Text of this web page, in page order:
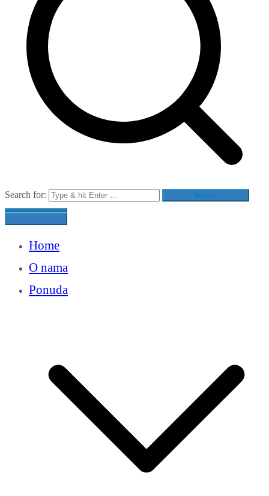
Search for:
Home
O nama
Ponuda